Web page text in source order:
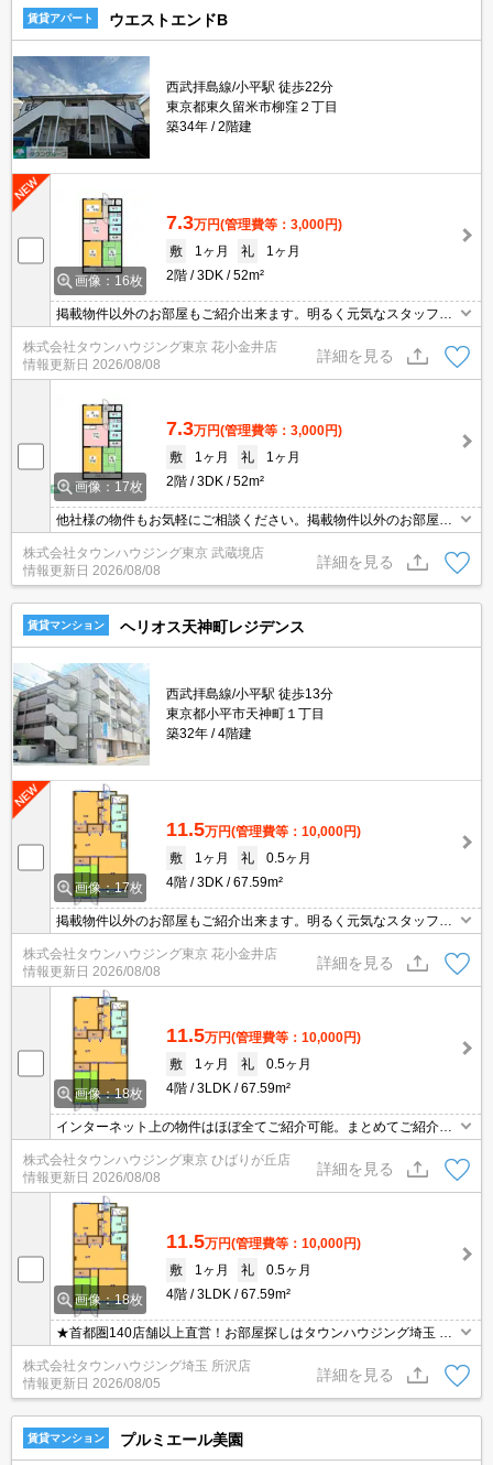
賃貸アパート ウエストエンドB
西武拝島線/小平駅 徒歩22分
東京都東久留米市柳窪２丁目
築34年
2階建
画像：16枚
7.3万円(管理費等：3,000円)
敷
1ヶ月 礼
1ヶ月
2階
3DK 52m²
掲載物件以外のお部屋もご紹介出来ます。明るく元気なスタッフが
丁寧にご対応させていただきます。オンラインで見学・接客可能で
す！お気軽にお問い合わせ下さい☆★
株式会社タウンハウジング東京 花小金井店
情報更新日 2026/08/08
詳細を見る
画像：17枚
7.3万円(管理費等：3,000円)
敷
1ヶ月 礼
1ヶ月
2階
3DK 52m²
他社様の物件もお気軽にご相談ください。掲載物件以外のお部屋も
ご紹介出来ます。明るく元気なスタッフが丁寧にご対応させていた
だきます。当店ならオンラインで見学・接客可能です！お気軽にお
問い合わせ下さい☆★
株式会社タウンハウジング東京 武蔵境店
情報更新日 2026/08/08
詳細を見る
賃貸マンション ヘリオス天神町レジデンス
西武拝島線/小平駅 徒歩13分
東京都小平市天神町１丁目
築32年
4階建
画像：17枚
11.5万円(管理費等：10,000円)
敷
1ヶ月 礼
0.5ヶ月
4階
3DK 67.59m²
掲載物件以外のお部屋もご紹介出来ます。明るく元気なスタッフが
丁寧にご対応させていただきます。オンラインで見学・接客可能で
す！お気軽にお問い合わせ下さい☆★
株式会社タウンハウジング東京 花小金井店
情報更新日 2026/08/08
詳細を見る
画像：18枚
11.5万円(管理費等：10,000円)
敷
1ヶ月 礼
0.5ヶ月
4階
3LDK 67.59m²
インターネット上の物件はほぼ全てご紹介可能。まとめてご紹介致
します。お気軽にお問合せください。お部屋探しは情報量地域ナン
バー1のタウンハウジングまで。
株式会社タウンハウジング東京 ひばりが丘店
情報更新日 2026/08/08
詳細を見る
画像：18枚
11.5万円(管理費等：10,000円)
敷
1ヶ月 礼
0.5ヶ月
4階
3LDK 67.59m²
★首都圏140店舗以上直営！お部屋探しはタウンハウジング埼玉 所
沢店へ★
株式会社タウンハウジング埼玉 所沢店
情報更新日 2026/08/05
詳細を見る
賃貸マンション プルミエール美園